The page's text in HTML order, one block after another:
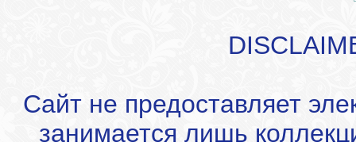
Сайт не предоставляет
занимается лишь